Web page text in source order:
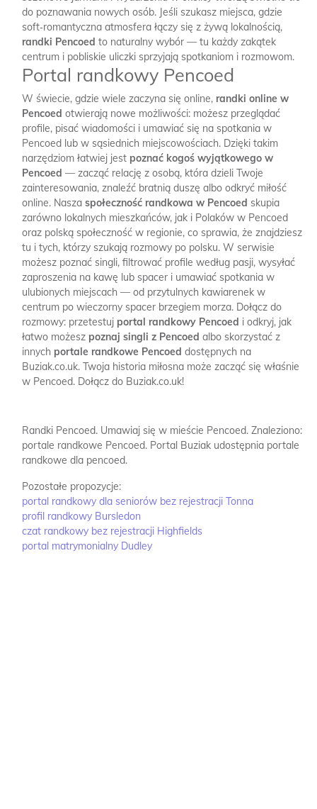
do poznawania nowych osób. Jeśli szukasz miejsca, gdzie
soft‑romantyczna atmosfera łączy się z żywą lokalnością,
randki Pencoed to naturalny wybór — tu każdy zakątek
centrum i pobliskie uliczki sprzyjają spotkaniom i rozmowom.
Portal randkowy Pencoed
W świecie, gdzie wiele zaczyna się online, randki online w
Pencoed otwierają nowe możliwości: możesz przeglądać
profile, pisać wiadomości i umawiać się na spotkania w
Pencoed lub w sąsiednich miejscowościach. Dzięki takim
narzędziom łatwiej jest poznać kogoś wyjątkowego w
Pencoed — zacząć relację z osobą, która dzieli Twoje
zainteresowania, znaleźć bratnią duszę albo odkryć miłość
online. Nasza społeczność randkowa w Pencoed skupia
zarówno lokalnych mieszkańców, jak i Polaków w Pencoed
oraz polską społeczność w regionie, co sprawia, że znajdziesz
tu i tych, którzy szukają rozmowy po polsku. W serwisie
możesz poznać singli, filtrować profile według pasji, wysyłać
zaproszenia na kawę lub spacer i umawiać spotkania w
ulubionych miejscach — od przytulnych kawiarenek w
centrum po wieczorny spacer brzegiem morza. Dołącz do
rozmowy: przetestuj portal randkowy Pencoed i odkryj, jak
łatwo możesz poznaj singli z Pencoed albo skorzystać z
innych portale randkowe Pencoed dostępnych na
Buziak.co.uk. Twoja historia miłosna może zacząć się właśnie
w Pencoed. Dołącz do Buziak.co.uk!
Randki Pencoed. Umawiaj się w mieście Pencoed. Znaleziono:
portale randkowe Pencoed. Portal Buziak udostępnia portale
randkowe dla pencoed.
Pozostałe propozycje:
portal randkowy dla seniorów bez rejestracji Tonna
profil randkowy Bursledon
czat randkowy bez rejestracji Highfields
portal matrymonialny Dudley